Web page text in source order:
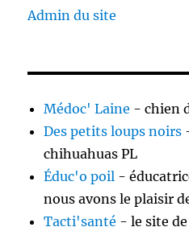
Admin du site
Médoc' Laine - chien
Des petits loups noirs
chihuahuas PL
Éduc'o poil -
nous avons le plaisir
Tacti'santé - le site